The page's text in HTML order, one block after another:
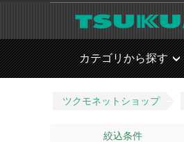
カテゴリから探す
ツクモネットショップ
絞込条件